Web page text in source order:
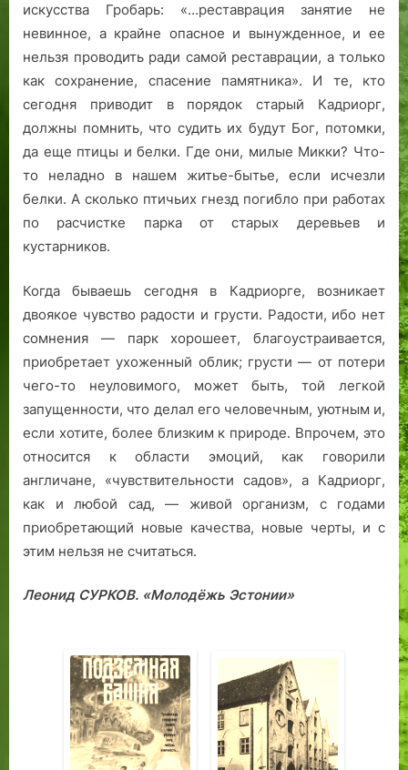
искусства Гробарь: «…реставрация занятие не
невинное, а крайне опасное и вынужденное, и ее
нельзя проводить ради самой реставрации, а только
как сохранение, спасение памятника». И те, кто
сегодня приводит в порядок старый Кадриорг,
должны помнить, что судить их будут Бог, потомки,
да еще птицы и белки. Где они, милые Микки? Что-
то неладно в нашем житье-бытье, если исчезли
белки. А сколько птичьих гнезд погибло при работах
по расчистке парка от старых деревьев и
кустарников.
Когда бываешь сегодня в Кадриорге, возникает
двоякое чувство радости и грусти. Радости, ибо нет
сомнения — парк хорошеет, благоустраивается,
приобретает ухоженный облик; грусти — от потери
чего-то неуловимого, может быть, той легкой
запущенности, что делал его человечным, уютным и,
если хотите, более близким к природе. Впрочем, это
относится к области эмоций, как говорили
англичане, «чувствительности садов», а Кадриорг,
как и любой сад, — живой организм, с годами
приобретающий новые качества, новые черты, и с
этим нельзя не считаться.
Леонид СУРКОВ. «Молодёжь Эстонии»